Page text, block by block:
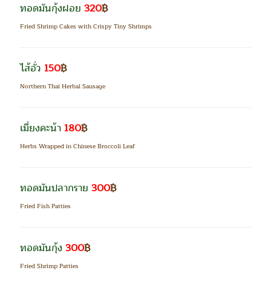
ทอดมันกุ้งฝอย 320฿
Fried Shrimp Cakes with Crispy Tiny Shrimps
ไส้อั่ว 150฿
Northern Thai Herbal Sausage
เมี่ยงคะน้า 180฿
Herbs Wrapped in Chinese Broccoli Leaf
ทอดมันปลากราย 300฿
Fried Fish Patties
ทอดมันกุ้ง 300฿
Fried Shrimp Patties